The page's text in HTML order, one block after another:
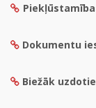
Dokumentu
Biežāk